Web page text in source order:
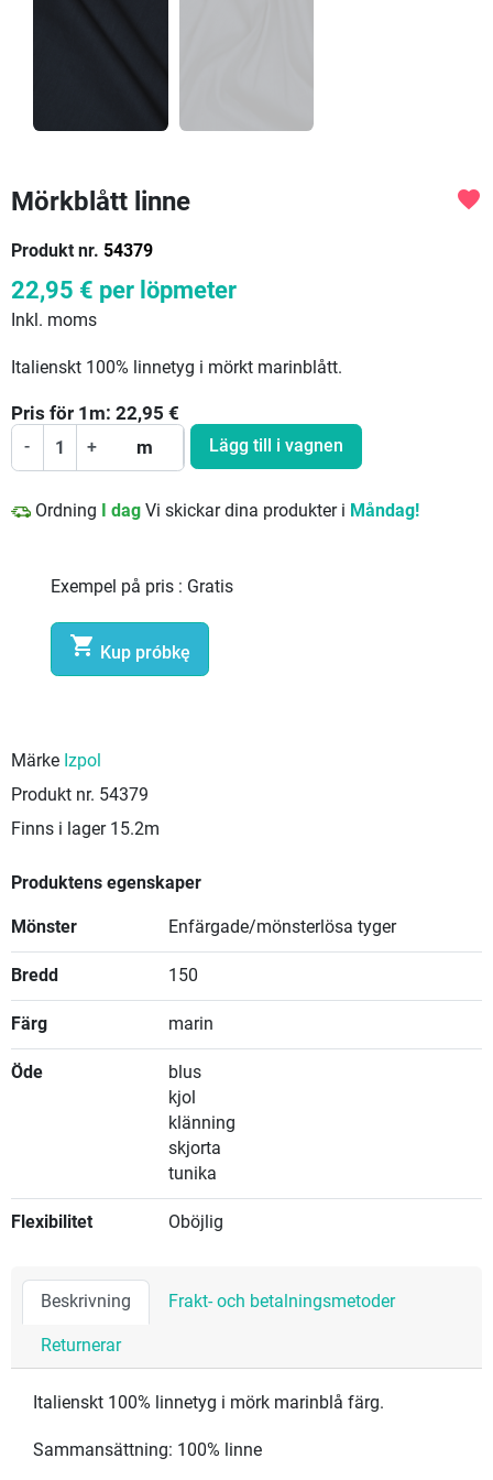
Mörkblått linne
Produkt nr. 54379
favorite
22,95 € per löpmeter
Inkl. moms
Italienskt 100% linnetyg i mörkt marinblått.
Pris för 1 m: 22,95 €
- + m Lägg till i vagnen
Ordning I dag Vi skickar dina produkter i Måndag!
Exempel på pris : Gratis
 Kup próbkę
Märke Izpol
Produkt nr. 54379
Finns i lager 15.2m
Produktens egenskaper
Mönster Enfärgade/mönsterlösa tyger
Bredd 150
Färg marin
Öde
blus
kjol
klänning
skjorta
tunika
Flexibilitet Oböjlig
Beskrivning Frakt- och betalningsmetoder
Returnerar
Italienskt 100% linnetyg i mörk marinblå färg.
Sammansättning: 100% linne